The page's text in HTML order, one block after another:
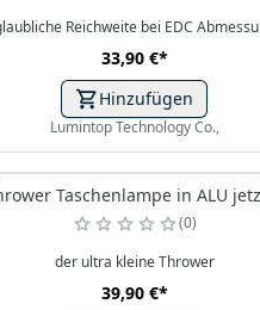
Reichweite bei EDC
33,90 €*
Hinzufügen
Lumintop Technology Co.,
Taschenlampe in ALU
0
der ultra kleine Thrower
39,90 €*